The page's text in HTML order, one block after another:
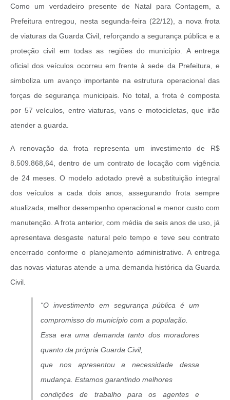
Como um verdadeiro presente de Natal para Contagem, a
Prefeitura entregou, nesta segunda-feira (22/12), a nova frota
de viaturas da Guarda Civil, reforçando a segurança pública e a
proteção civil em todas as regiões do município. A entrega
oficial dos veículos ocorreu em frente à sede da Prefeitura, e
simboliza um avanço importante na estrutura operacional das
forças de segurança municipais. No total, a frota é composta
por 57 veículos, entre viaturas, vans e motocicletas, que irão
atender a guarda.
A renovação da frota representa um investimento de R$
8.509.868,64, dentro de um contrato de locação com vigência
de 24 meses. O modelo adotado prevê a substituição integral
dos veículos a cada dois anos, assegurando frota sempre
atualizada, melhor desempenho operacional e menor custo com
manutenção. A frota anterior, com média de seis anos de uso, já
apresentava desgaste natural pelo tempo e teve seu contrato
encerrado conforme o planejamento administrativo. A entrega
das novas viaturas atende a uma demanda histórica da Guarda
Civil.
“O investimento em segurança pública é um
compromisso do município com a população.
Essa era uma demanda tanto dos moradores
quanto da própria Guarda Civil,
que nos apresentou a necessidade dessa
mudança. Estamos garantindo melhores
condições de trabalho para os agentes e